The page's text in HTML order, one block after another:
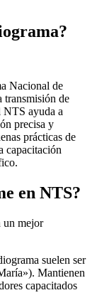
Nacional de
transmisión de
NTS ayuda a
precisa y
prácticas de
capacitación
en NTS?
un mejor
suelen ser
Mantienen
capacitados